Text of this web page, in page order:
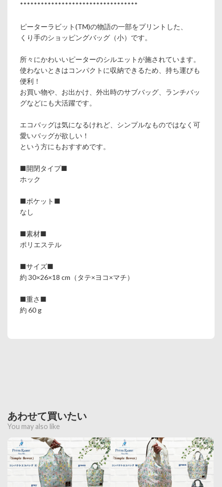
**********************************
ピーターラビット(TM)の物語の一部をプリントした、
くり手のショッピングバッグ（小）です。
所々にかわいいピーターのシルエットが施されています。
使わないときはコンパクトに収納できるため、持ち運びも
便利！
お買い物や、お出かけ、外出時のサブバッグ、ランチバッ
グなどにも大活躍です。
エコバッグは気になるけれど、シンプルなものではなく可
愛いバッグが欲しい！
という方にもおすすめです。
■開閉タイプ■
ホック
■ポケット■
なし
■素材■
ポリエステル
■サイズ■
約 30×26×18 cm（タテ×ヨコ×マチ）
■重さ■
約 60 g
あわせて買いたい
You may also like